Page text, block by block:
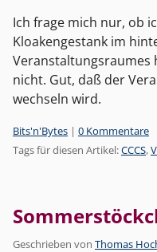
Ich frage mich nur, ob
Kloakengestank im
Veranstaltungsraumes
nicht. Gut, daß der
wechseln wird.
Kategorien:
Bits'n'Bytes | 0 Kommentare
Tags für diesen Artikel:CCCS,
Geschrieben von Thomas